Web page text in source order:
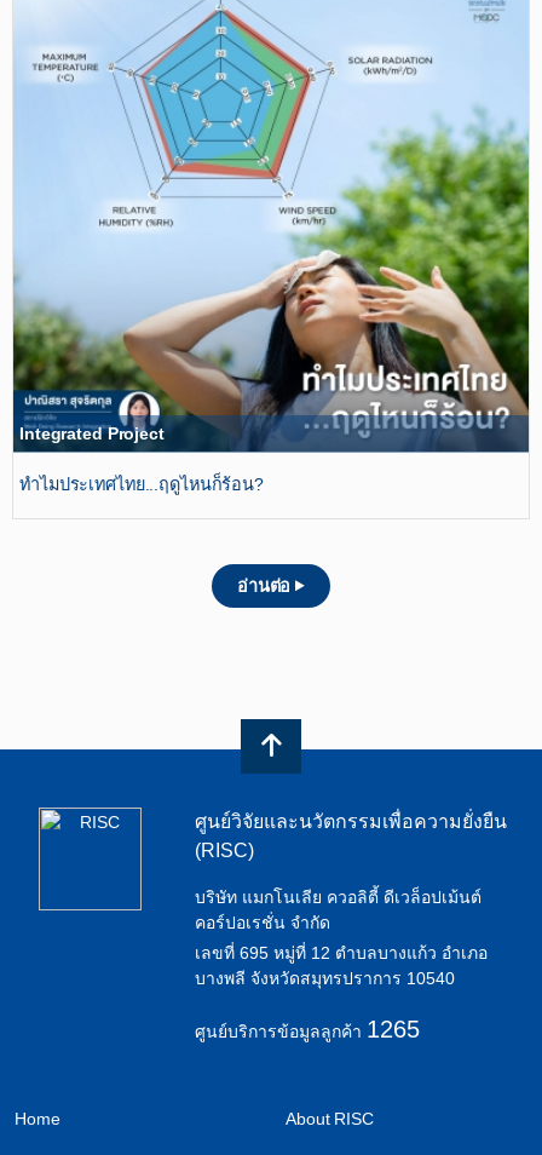
Integrated Project
ทำไมประเทศไทย...ฤดูไหนก็ร้อน?
อ่านต่อ
ศูนย์วิจัยและนวัตกรรมเพื่อความยั่งยืน
(RISC)
บริษัท แมกโนเลีย ควอลิตี้ ดีเวล็อปเม้นต์
คอร์ปอเรชั่น จำกัด
เลขที่ 695 หมู่ที่ 12 ตำบลบางแก้ว อำเภอ
บางพลี จังหวัดสมุทรปราการ 10540
ศูนย์บริการข้อมูลลูกค้า 1265
Home About RISC